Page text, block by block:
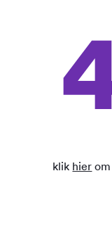
klik hier